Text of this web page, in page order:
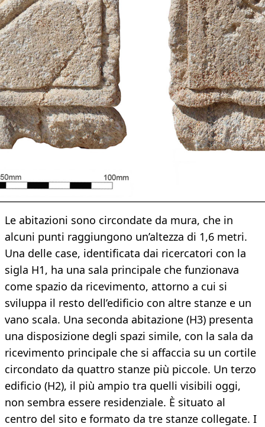
Le abitazioni sono circondate da mura, che in
alcuni punti raggiungono un’altezza di 1,6 metri.
Una delle case, identificata dai ricercatori con la
sigla H1, ha una sala principale che funzionava
come spazio da ricevimento, attorno a cui si
sviluppa il resto dell’edificio con altre stanze e un
vano scala. Una seconda abitazione (H3) presenta
una disposizione degli spazi simile, con la sala da
ricevimento principale che si affaccia su un cortile
circondato da quattro stanze più piccole. Un terzo
edificio (H2), il più ampio tra quelli visibili oggi,
non sembra essere residenziale. È situato al
centro del sito e formato da tre stanze collegate. I